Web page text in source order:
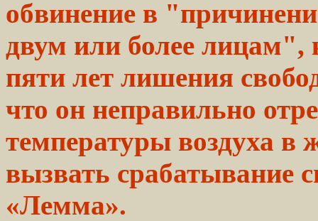
обвинение в
двум или более лицам",
пяти лет лишения
что он неправильно
температуры воздуха в
вызвать срабатывание
«Лемма».